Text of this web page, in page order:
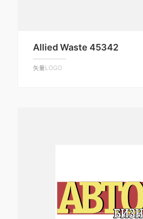
Allied Waste 45342
矢量LOGO